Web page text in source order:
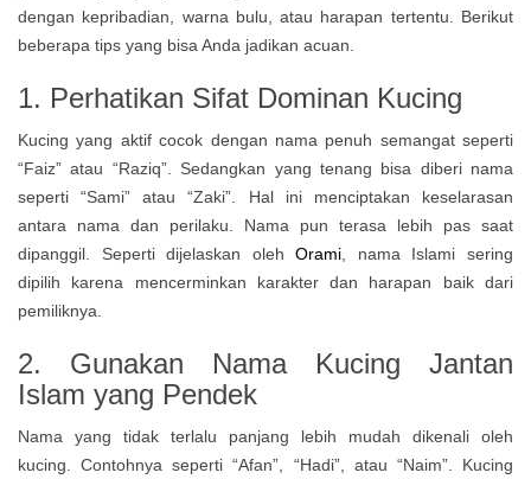
dengan kepribadian, warna bulu, atau harapan tertentu. Berikut
beberapa tips yang bisa Anda jadikan acuan.
1. Perhatikan Sifat Dominan Kucing
Kucing yang aktif cocok dengan nama penuh semangat seperti
“Faiz” atau “Raziq”. Sedangkan yang tenang bisa diberi nama
seperti “Sami” atau “Zaki”. Hal ini menciptakan keselarasan
antara nama dan perilaku. Nama pun terasa lebih pas saat
dipanggil. Seperti dijelaskan oleh
Orami , nama Islami sering
dipilih karena mencerminkan karakter dan harapan baik dari
pemiliknya.
2. Gunakan Nama Kucing Jantan
Islam yang Pendek
Nama yang tidak terlalu panjang lebih mudah dikenali oleh
kucing. Contohnya seperti “Afan”, “Hadi”, atau “Naim”. Kucing